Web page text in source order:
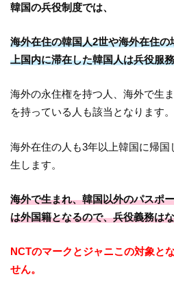
韓国の兵役制度では、
海外在住の韓国人2世や海外在住
上国内に滞在した韓国人は兵役服
海外の永住権を持つ人、海外で生
を持っている人も該当となります。
海外在住の人も3年以上韓国に帰
生します。
海外で生まれ、韓国以外のパスポ
は外国籍となるので、兵役義務は
NCTのマークとジャニこの対象と
せん。